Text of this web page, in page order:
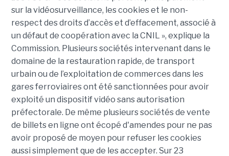
sur la vidéosurveillance, les cookies et le non-
respect des droits d’accès et d’effacement, associé à
un défaut de coopération avec la CNIL », explique la
Commission. Plusieurs sociétés intervenant dans le
domaine de la restauration rapide, de transport
urbain ou de l’exploitation de commerces dans les
gares ferroviaires ont été sanctionnées pour avoir
exploité un dispositif vidéo sans autorisation
préfectorale. De même plusieurs sociétés de vente
de billets en ligne ont écopé d'amendes pour ne pas
avoir proposé de moyen pour refuser les cookies
aussi simplement que de les accepter. Sur 23